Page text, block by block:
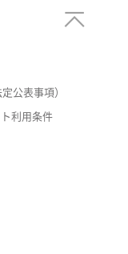
公表事項）
利用条件